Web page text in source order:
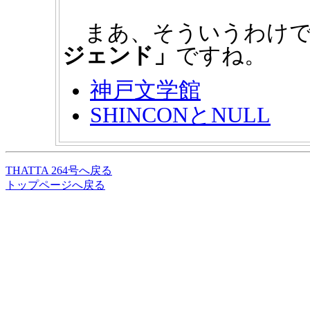
まあ、そういうわけ
ジェンド」 ですね。
神戸文学館
SHINCONとNULL
THATTA 264号へ戻る
トップページへ戻る